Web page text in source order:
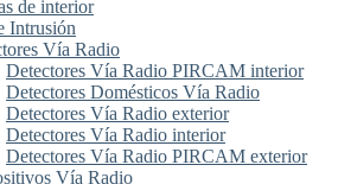
de interior
Intrusión
Vía Radio
Detectores Vía Radio PIRCAM interior
Detectores Domésticos Vía Radio
Detectores Vía Radio exterior
Detectores Vía Radio interior
Detectores Vía Radio PIRCAM exterior
Vía Radio